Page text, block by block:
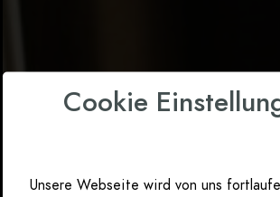
Cookie
Unsere Webseite wird von uns